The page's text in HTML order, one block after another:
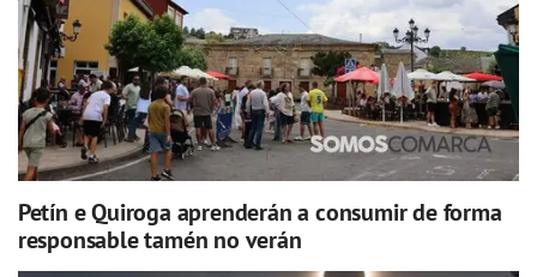
Petín e Quiroga aprenderán a consumir de forma
responsable tamén no verán